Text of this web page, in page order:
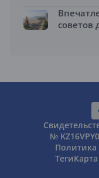
советов
№
Теги